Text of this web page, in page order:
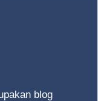
blog